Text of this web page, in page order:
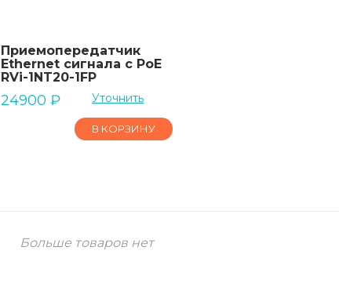
Приемопередатчик
Ethernet сигнала с PoE
RVi-1NT20-1FP
24900 ₽ Уточнить
В КОРЗИНУ
Больше товаров нет